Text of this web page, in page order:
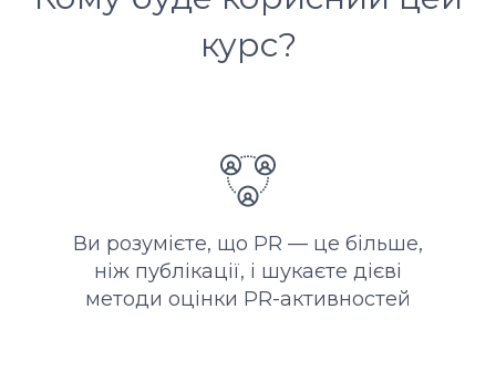
курс?
Ви розумієте, що PR — це більше,
ніж публікації, і шукаєте дієві
методи оцінки PR-активностей